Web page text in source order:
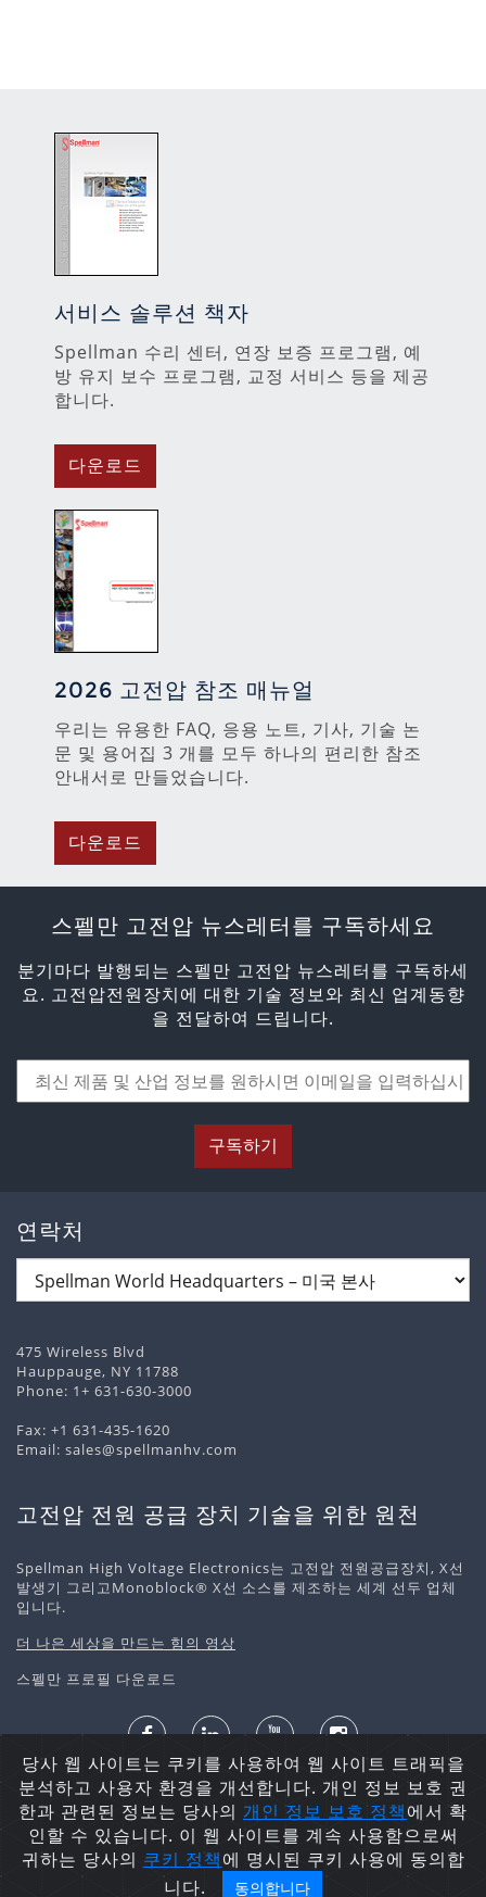
서비스 솔루션 책자
Spellman 수리 센터, 연장 보증 프로그램, 예
방 유지 보수 프로그램, 교정 서비스 등을 제공
합니다.
다운로드
2026 고전압 참조 매뉴얼
우리는 유용한 FAQ, 응용 노트, 기사, 기술 논
문 및 용어집 3 개를 모두 하나의 편리한 참조
안내서로 만들었습니다.
다운로드
스펠만 고전압 뉴스레터를 구독하세요
분기마다 발행되는 스펠만 고전압 뉴스레터를 구독하세
요. 고전압전원장치에 대한 기술 정보와 최신 업계동향
을 전달하여 드립니다.
구독하기
연락처
475 Wireless Blvd
Hauppauge, NY 11788
Phone: 1+ 631-630-3000
Fax: +1 631-435-1620
Email: sales@spellmanhv.com
고전압 전원 공급 장치 기술을 위한 원천
Spellman High Voltage Electronics는 고전압 전원공급장치, X선
발생기 그리고Monoblock® X선 소스를 제조하는 세계 선두 업체
입니다.
더 나은 세상을 만드는 힘의 영상
스펠만 프로필 다운로드
개인정보 처리정책쿠키 정책사이트맵
저작권 ©2026 Spellman High Voltage Electronics
Corporation. 무단 전재 및 재배포 금지.
당사 웹 사이트는 쿠키를 사용하여 웹 사이트 트래픽을
분석하고 사용자 환경을 개선합니다. 개인 정보 보호 권
한과 관련된 정보는 당사의 개인 정보 보호 정책에서 확
인할 수 있습니다. 이 웹 사이트를 계속 사용함으로써
귀하는 당사의 쿠키 정책에 명시된 쿠키 사용에 동의합
니다.
동의합니다